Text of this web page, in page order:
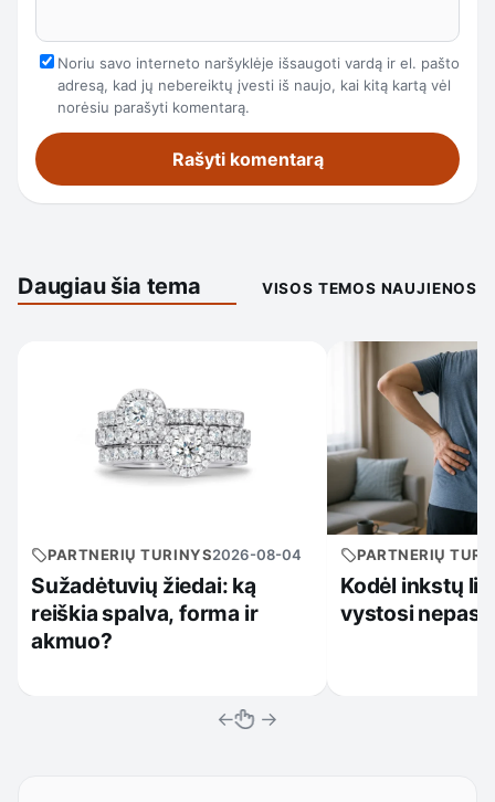
Noriu savo interneto naršyklėje išsaugoti vardą ir el. pašto
adresą, kad jų nebereiktų įvesti iš naujo, kai kitą kartą vėl
norėsiu parašyti komentarą.
Daugiau šia tema VISOS TEMOS NAUJIENOS
PARTNERIŲ TURINYS2026-08-04
Sužadėtuvių žiedai: ką
reiškia spalva, forma ir
akmuo?
PARTNERIŲ
Kodėl inkstų
vystosi
← →